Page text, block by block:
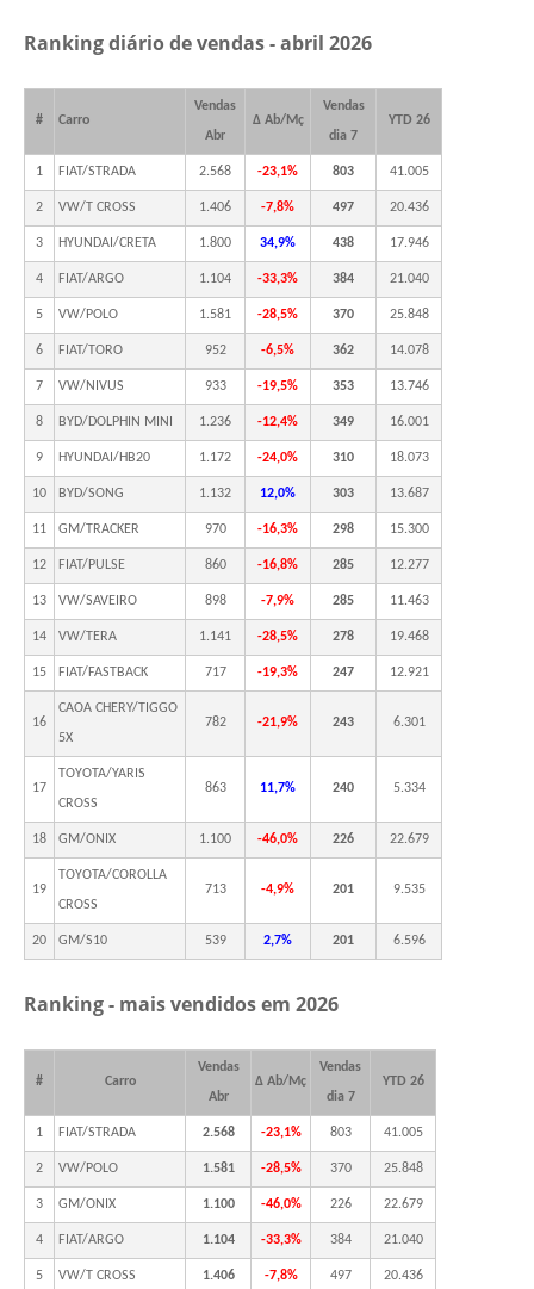
Ranking diário de vendas - abril 2026
# Carro
Vendas
Abr
Δ Ab/Mç
Vendas
dia 7
YTD 26
1 FIAT/STRADA 2.568 -23,1% 803 41.005
2 VW/T CROSS 1.406 -7,8% 497 20.436
3 HYUNDAI/CRETA 1.800 34,9% 438 17.946
4 FIAT/ARGO 1.104 -33,3% 384 21.040
5 VW/POLO 1.581 -28,5% 370 25.848
6 FIAT/TORO 952 -6,5% 362 14.078
7 VW/NIVUS 933 -19,5% 353 13.746
8 BYD/DOLPHIN MINI 1.236 -12,4% 349 16.001
9 HYUNDAI/HB20 1.172 -24,0% 310 18.073
10 BYD/SONG 1.132 12,0% 303 13.687
11 GM/TRACKER 970 -16,3% 298 15.300
12 FIAT/PULSE 860 -16,8% 285 12.277
13 VW/SAVEIRO 898 -7,9% 285 11.463
14 VW/TERA 1.141 -28,5% 278 19.468
15 FIAT/FASTBACK 717 -19,3% 247 12.921
16
CAOA CHERY/TIGGO
5X
782 -21,9% 243 6.301
17
TOYOTA/YARIS
CROSS
863 11,7% 240 5.334
18 GM/ONIX 1.100 -46,0% 226 22.679
19
TOYOTA/COROLLA
CROSS
713 -4,9% 201 9.535
20 GM/S10 539 2,7% 201 6.596
Ranking - mais vendidos em 2026
# Carro
Vendas
Abr
Δ Ab/Mç
Vendas
dia 7
YTD 26
1 FIAT/STRADA 2.568 -23,1% 803 41.005
2 VW/POLO 1.581 -28,5% 370 25.848
3 GM/ONIX 1.100 -46,0% 226 22.679
4 FIAT/ARGO 1.104 -33,3% 384 21.040
5 VW/T CROSS 1.406 -7,8% 497 20.436